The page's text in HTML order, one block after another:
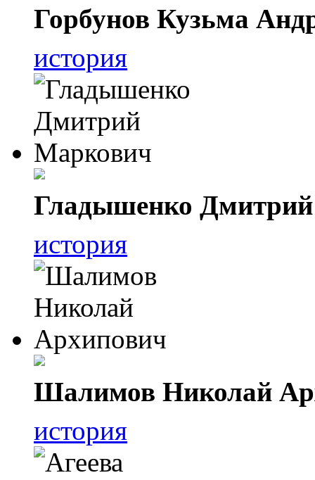
Горбунов Кузьма
история
Гладышенко
история
Шалимов Николай
история